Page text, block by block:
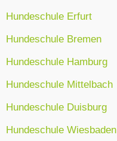
Hundeschule Erfurt
Hundeschule Bremen
Hundeschule Hamburg
Hundeschule Mittelbach
Hundeschule Duisburg
Hundeschule Wiesbaden